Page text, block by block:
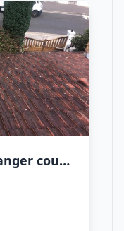
Artisan couvreur Boulanger couverture Asnieres Sur seine